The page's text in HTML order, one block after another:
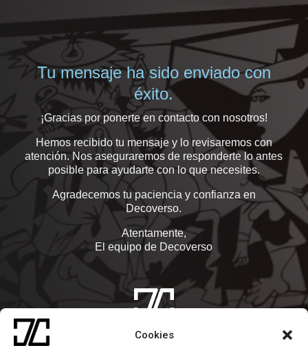
Cookies
Tu mensaje ha sido enviado con
éxito.
¡Gracias por ponerte en contacto con nosotros!
Hemos recibido tu mensaje y lo revisaremos con
atención. Nos aseguraremos de responderte lo antes
posible para ayudarte con lo que necesites.
Agradecemos tu paciencia y confianza en
Decoverso.
Atentamente,
El equipo de Decoverso